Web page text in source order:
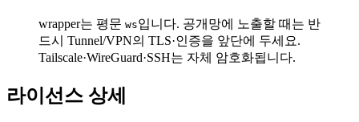
wrapper는 평문 ws입니다. 공개망에 노출할 때는 반
드시 Tunnel/VPN의 TLS·인증을 앞단에 두세요.
Tailscale·WireGuard·SSH는 자체 암호화됩니다.
라이선스 상세